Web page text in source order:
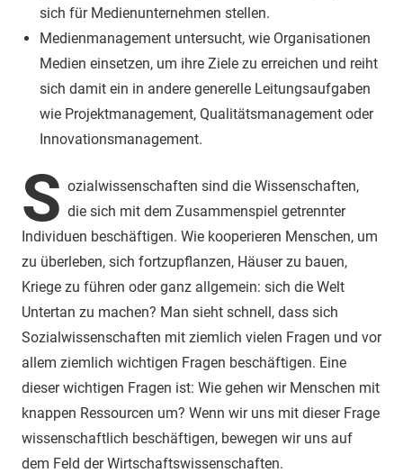
sich für Medienunternehmen stellen.
Medienmanagement untersucht, wie Organisationen
Medien einsetzen, um ihre Ziele zu erreichen und reiht
sich damit ein in andere generelle Leitungsaufgaben
wie Projektmanagement, Qualitätsmanagement oder
Innovationsmanagement.
S ozialwissenschaften sind die Wissenschaften,
die sich mit dem Zusammenspiel getrennter
Individuen beschäftigen. Wie kooperieren Menschen, um
zu überleben, sich fortzupflanzen, Häuser zu bauen,
Kriege zu führen oder ganz allgemein: sich die Welt
Untertan zu machen? Man sieht schnell, dass sich
Sozialwissenschaften mit ziemlich vielen Fragen und vor
allem ziemlich wichtigen Fragen beschäftigen. Eine
dieser wichtigen Fragen ist: Wie gehen wir Menschen mit
knappen Ressourcen um? Wenn wir uns mit dieser Frage
wissenschaftlich beschäftigen, bewegen wir uns auf
dem Feld der Wirtschaftswissenschaften.